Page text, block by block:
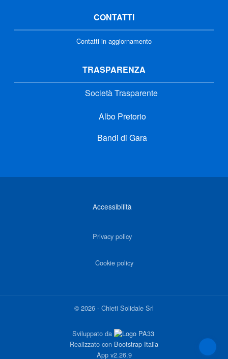
CONTATTI
Contatti in aggiornamento
TRASPARENZA
Società Trasparente
Albo Pretorio
Bandi di Gara
Accessibilità
Privacy policy
Cookie policy
©2026 - Chieti Solidale Srl
Sviluppato da
Realizzato con Bootstrap Italia
App v2.26.9